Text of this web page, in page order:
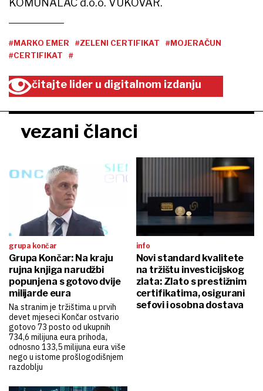
KOMUNALAC d.o.o. VUKOVAR.
#MARKO EMER #ZELENI CERTIFIKAT
#MOJERAČUN
#CERTIFIKAT
#
čitajte lider u digitalnom izdanju
vezani članci
grupa končar
Grupa Končar: Na kraju
rujna knjiga narudžbi
popunjena s gotovo dvije
milijarde eura
Na stranim je tržištima u prvih
devet mjeseci Končar ostvario
gotovo 73 posto od ukupnih
734,6 milijuna eura prihoda,
odnosno 133,5 milijuna eura više
nego u istome prošlogodišnjem
razdoblju
info
Novi standard kvalitete
na tržištu investicijskog
zlata: Zlato s prestižnim
certifikatima, osigurani
sefovi i osobna dostava